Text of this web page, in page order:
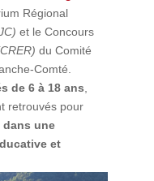
Régional
et le Concours
du Comité
Comté.
de 6 à 18 ans
retrouvés pour
dans une
et